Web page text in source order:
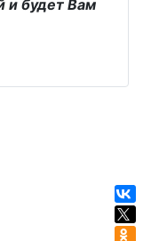
и будет Вам